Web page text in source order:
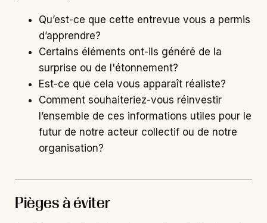
Qu’est-ce que cette entrevue vous a permis
d’apprendre?
Certains éléments ont-ils généré de la
surprise ou de l'étonnement?
Est-ce que cela vous apparaît réaliste?
Comment souhaiteriez-vous réinvestir
l’ensemble de ces informations utiles pour le
futur de notre acteur collectif ou de notre
organisation?
Pièges à éviter